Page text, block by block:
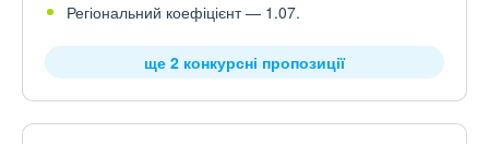
Регіональний коефіцієнт — 1.07.
ще 2 конкурсні пропозиції